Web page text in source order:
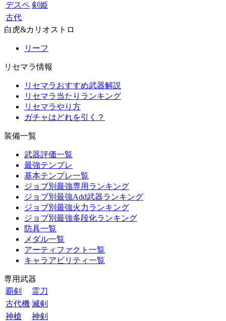
デスペ 剣姫
古代
白虎&カリオストロ
リーフ
リセマラ情報
リセマラおすすめ武器解説
リセマラ当たりランキング
リセマラやり方
ガチャはどれを引く？
装備一覧
武器評価一覧
最強テンプレ
基本テンプレ一覧
ジョブ別最強専用ランキング
ジョブ別最強Add武器ランキング
ジョブ別最強火力ランキング
ジョブ別最強多段化ランキング
防具一覧
メダル一覧
アーティファクト一覧
キャラアビリティ一覧
専用武器
覇剣
霊刀
古代機 滅剣
神槍
神剣